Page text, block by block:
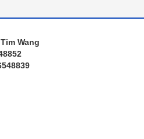
Tim Wang